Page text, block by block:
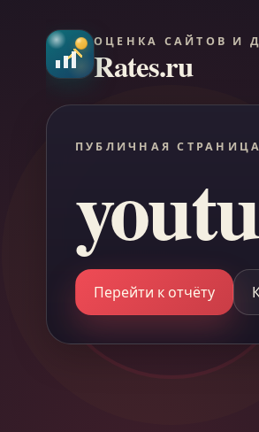
ОЦЕНКА САЙТОВ И
Rates.ru
ПУБЛИЧНАЯ
Перейти к отчёту